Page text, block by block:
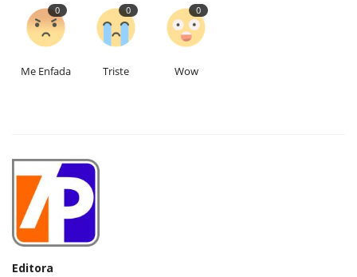
0
Me Enfada
0
Triste
0
Wow
Editora